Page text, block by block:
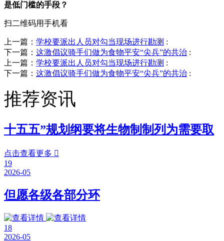
是低门槛的手段？
扫二维码用手机看
上一篇： 学校要派出人员对勾当现场进行勘测 :
下一篇： 这激倡议骑手们做为食物平安“尖兵”的共治 :
上一篇： 学校要派出人员对勾当现场进行勘测 :
下一篇： 这激倡议骑手们做为食物平安“尖兵”的共治 :
推荐资讯
十五五”规划纲要将生物制制列为需要取
点击查看更多 
19
2026-05
但愿各级各部分环
18
2026-05